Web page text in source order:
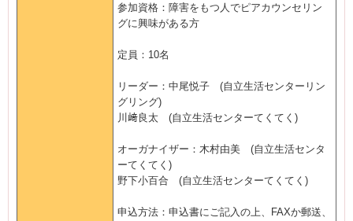
参加資格：障害をもつ人でピアカウンセリン
グに興味がある方
定員：10名
リーダー：中尾悦子 (自立生活センターリン
グリング)
川﨑良太 (自立生活センターてくてく)
オーガナイザー：木村由美 (自立生活センタ
ーてくてく)
野下小百合 (自立生活センターてくてく)
申込方法：申込書にご記入の上、FAXか郵送、